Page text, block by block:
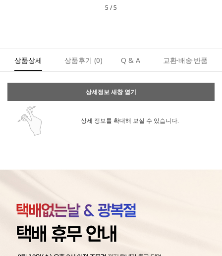
5 /5
상품상세 상품후기 (0) Q & A 교환·배송·반품
상세정보 새창 열기
상세 정보를 확대해 보실 수 있습니다.